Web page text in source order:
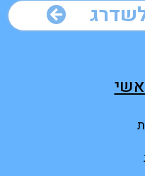
לשדרג